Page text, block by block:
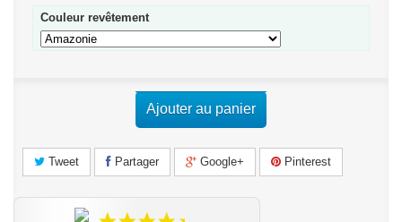
Couleur revêtement
Ajouter au panier
Tweet Partager Google+ Pinterest